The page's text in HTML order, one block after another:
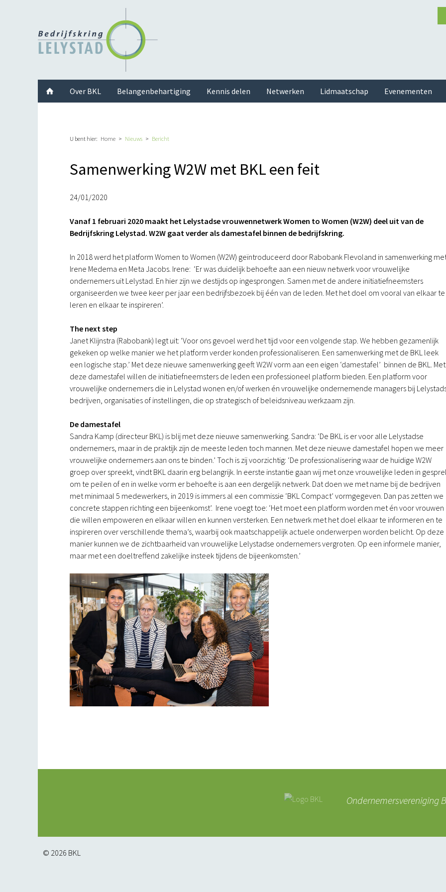
Twitter InstagramLinkedInYoutube
U bent hier: Home Nieuws Bericht
Samenwerking W2W met BKL een feit
24/01/2020
Vanaf 1 februari 2020 maakt het Lelystadse vrouwennetwerk Women to Women (W2W) deel uit van de
Bedrijfskring Lelystad. W2W gaat verder als damestafel binnen de bedrijfskring.
In 2018 werd het platform Women to Women (W2W) geïntroduceerd door Rabobank Flevoland in samenwerking
Irene Medema en Meta Jacobs. Irene: ‘Er was duidelijk behoefte aan een nieuw netwerk voor vrouwelijke
ondernemers uit Lelystad. En hier zijn we destijds op ingesprongen. Samen met de andere initiatiefneemsters
organiseerden we twee keer per jaar een bedrijfsbezoek bij één van de leden. Met het doel om vooral van elkaar te
leren en elkaar te inspireren’.
The next step
Janet Klijnstra (Rabobank) legt uit: ‘Voor ons gevoel werd het tijd voor een volgende stap. We hebben gezamenlijk
gekeken op welke manier we het platform verder konden professionaliseren. Een samenwerking met de BKL leek
een logische stap.’ Met deze nieuwe samenwerking geeft W2W vorm aan een eigen ‘damestafel’ binnen de BKL. Met
deze damestafel willen de initiatiefneemsters de leden een professioneel platform bieden. Een platform voor
vrouwelijke ondernemers die in Lelystad wonen en/of werken én vrouwelijke ondernemende managers bij
bedrijven, organisaties of instellingen, die op strategisch of beleidsniveau werkzaam zijn.
De damestafel
Sandra Kamp (directeur BKL) is blij met deze nieuwe samenwerking. Sandra: ‘De BKL is er voor alle Lelystadse
ondernemers, maar in de praktijk zijn de meeste leden toch mannen. Met deze nieuwe damestafel hopen we meer
vrouwelijke ondernemers aan ons te binden.’ Toch is zij voorzichtig: ‘De professionalisering waar de huidige W2W
groep over spreekt, vindt BKL daarin erg belangrijk. In eerste instantie gaan wij met onze vrouwelijke leden in
om te peilen of en in welke vorm er behoefte is aan een dergelijk netwerk. Dat doen we met name bij de bedrijven
met minimaal 5 medewerkers, in 2019 is immers al een commissie ‘BKL Compact’ vormgegeven. Dan pas zetten we
concrete stappen richting een bijeenkomst’. Irene voegt toe: ‘Het moet een platform worden met én voor vrouwen
die willen empoweren en elkaar willen en kunnen versterken. Een netwerk met het doel elkaar te informeren en te
inspireren over verschillende thema’s, waarbij ook maatschappelijk actuele onderwerpen worden belicht. Op deze
manier kunnen we de zichtbaarheid van vrouwelijke Lelystadse ondernemers vergroten. Op een informele manier,
maar met een doeltreffend zakelijke insteek tijdens de bijeenkomsten.’
Ondernemersvereniging
© 2026 BKL
Over BKL Belangenbehartiging Kennis delen Netwerken Lidmaatschap Evenementen